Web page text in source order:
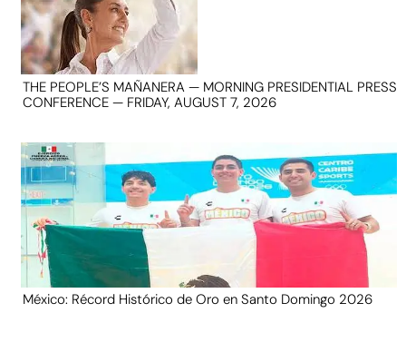
THE PEOPLE’S MAÑANERA — MORNING PRESIDENTIAL PRESS
CONFERENCE — FRIDAY, AUGUST 7, 2026
México: Récord Histórico de Oro en Santo Domingo 2026